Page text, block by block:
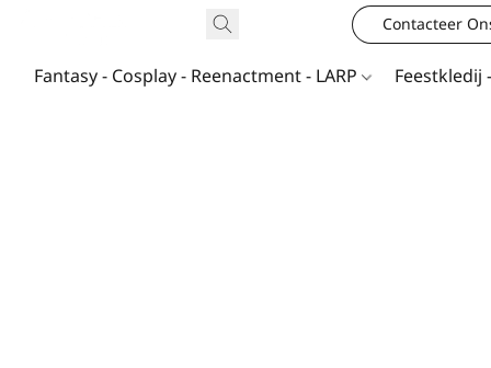
Contacteer
Fantasy - Cosplay - Reenactment - LARP Feestkledij